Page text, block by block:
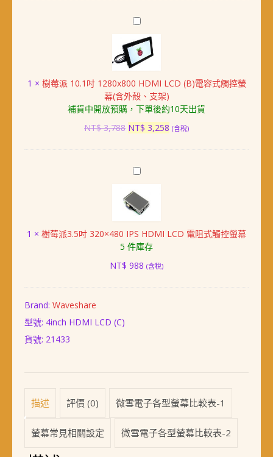
觸
控
螢
幕
格：
NT$ 3,138。
樹
派
10.1
吋
1280x800
HDMI
LCD
(B)
電
觸
控
螢
幕
外
殼、
支
1 × 樹莓派 10.1吋 1280x800 HDMI LCD (B)電容式觸控螢
幕(含外殼、支架)
補貨中開放預購，下單後約10天出貨
NT$3,788 原
格：
NT$ 3,788。
NT$ 3,258 目
(含稅)
樹
派
3.5
吋
320×480
IPS
HDMI
1 × 樹莓派3.5吋 320×480 IPS HDMI LCD 電阻式觸控螢幕
5 件庫存
NT$ 988 (含稅)
Brand: Waveshare
型號: 4inch HDMI LCD (C)
貨號: 21433
描述 評價 (0) 微雪電子各型螢幕比較表-1
螢幕常見相關設定 微雪電子各型螢幕比較表-2